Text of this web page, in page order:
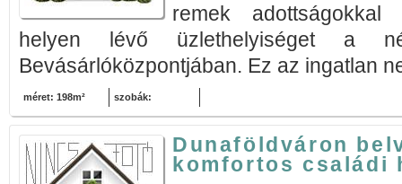
remek adottságokkal
helyen lévő üzlethelyiséget a
Bevásárlóközpontjában. Ez az ingatlan
méret: 198m² szobák:
Dunaföldváron
komfortos családi